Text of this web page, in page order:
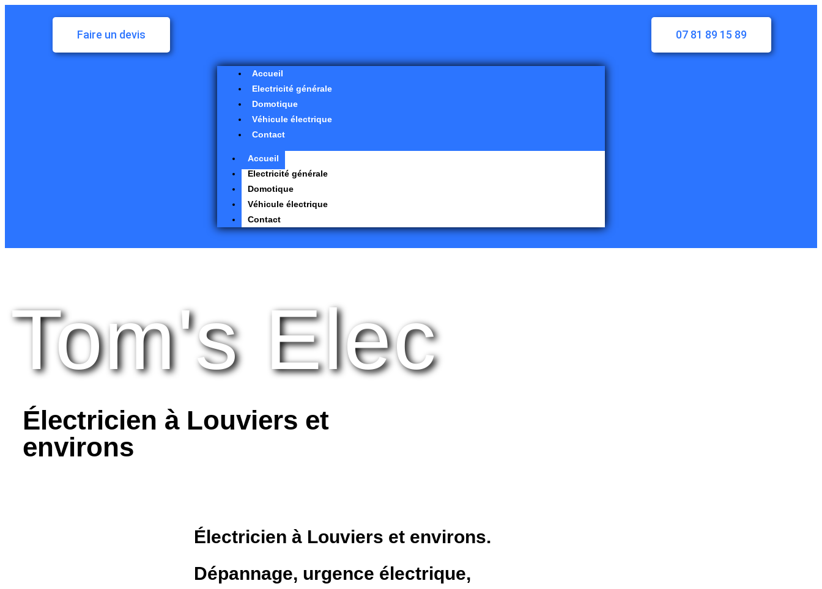
Faire un devis
Accueil
Electricité générale
Domotique
Véhicule électrique
Contact
Accueil
Electricité générale
Domotique
Véhicule électrique
Contact
07 81 89 15 89
Tom's Elec
Électricien à Louviers et
environs
Électricien à Louviers et environs.
Dépannage, urgence électrique,